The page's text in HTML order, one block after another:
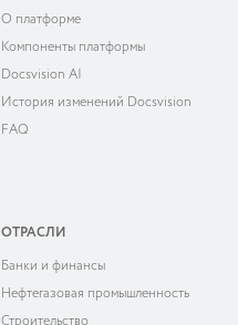
О платформе
Компоненты платформы
Docsvision AI
История изменений Docsvision
FAQ
ОТРАСЛИ
Банки и финансы
Нефтегазовая промышленность
Строительство